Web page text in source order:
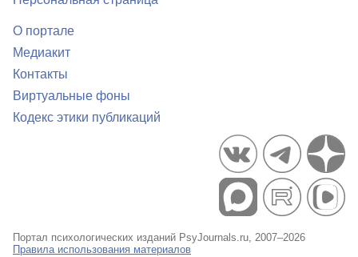
О портале
Медиакит
Контакты
Виртуальные фоны
Кодекс этики публикаций
Портал психологических изданий PsyJournals.ru, 2007–2026
Правила использования материалов